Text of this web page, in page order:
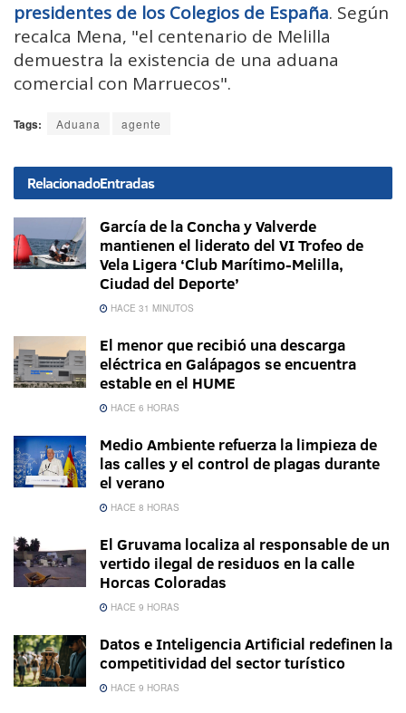
presidentes de los Colegios de España. Según
recalca Mena, "el centenario de Melilla
demuestra la existencia de una aduana
comercial con Marruecos".
Tags: Aduana agente
RelacionadoEntradas
García de la Concha y Valverde
mantienen el liderato del VI Trofeo de
Vela Ligera ‘Club Marítimo-Melilla,
Ciudad del Deporte’
HACE 31 MINUTOS
El menor que recibió una descarga
eléctrica en Galápagos se encuentra
estable en el HUME
HACE 6 HORAS
Medio Ambiente refuerza la limpieza de
las calles y el control de plagas durante
el verano
HACE 8 HORAS
El Gruvama localiza al responsable de un
vertido ilegal de residuos en la calle
Horcas Coloradas
HACE 9 HORAS
Datos e Inteligencia Artificial redefinen la
competitividad del sector turístico
HACE 9 HORAS